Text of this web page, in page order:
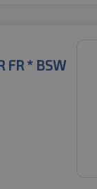
FR * BSW